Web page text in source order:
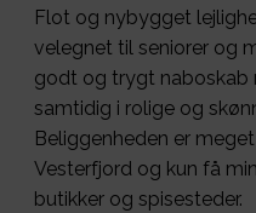
Flot og nybygget
velegnet til seniorer og
godt og trygt naboskab
samtidig i rolige og
Beliggenheden er
Vesterfjord og kun få
butikker og spisesteder.